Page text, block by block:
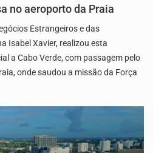
no aeroporto da Praia
Estrangeiros e das
Isabel Xavier, realizou esta
a Cabo Verde, com passagem pelo
onde saudou a missão da Força